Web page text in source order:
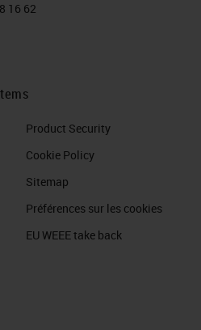
16 62
Product Security
Cookie Policy
Sitemap
Préférences sur les cookies
EU WEEE take back